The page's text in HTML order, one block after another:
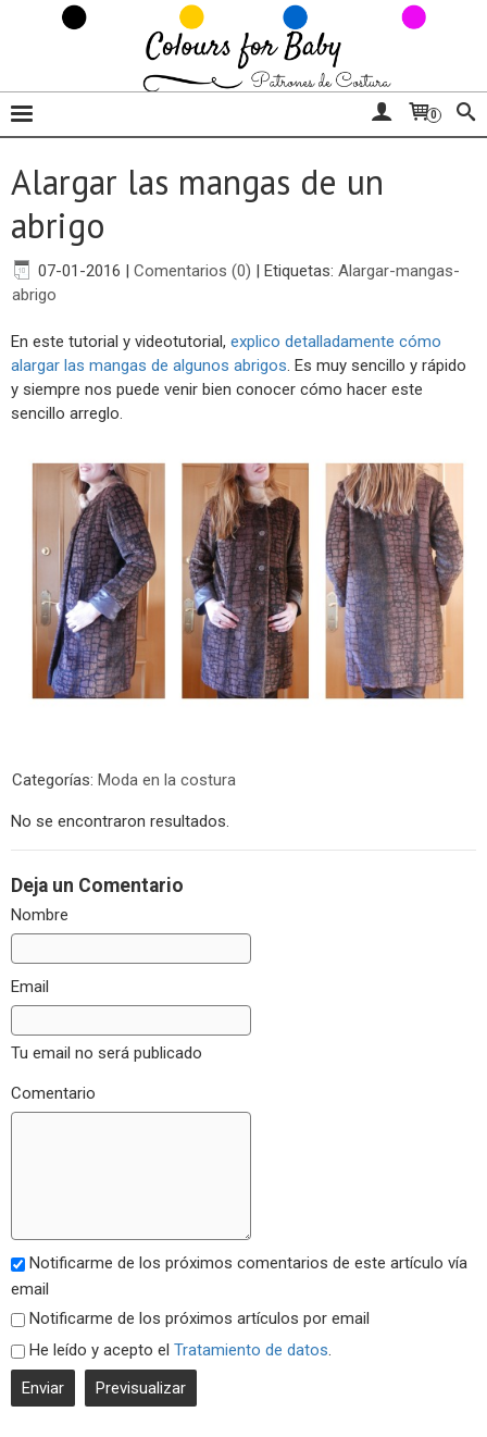
0
Alargar las mangas de un
abrigo
07-01-2016 | Comentarios (0) | Etiquetas: Alargar-mangas-
abrigo
En este tutorial y videotutorial, explico detalladamente cómo
alargar las mangas de algunos abrigos. Es muy sencillo y rápido
y siempre nos puede venir bien conocer cómo hacer este
sencillo arreglo.
Categorías: Moda en la costura
No se encontraron resultados.
Deja un Comentario
Nombre
Email
Tu email no será publicado
Comentario
Notificarme de los próximos comentarios de este artículo vía
email
Notificarme de los próximos artículos por email
He leído y acepto el Tratamiento de datos.